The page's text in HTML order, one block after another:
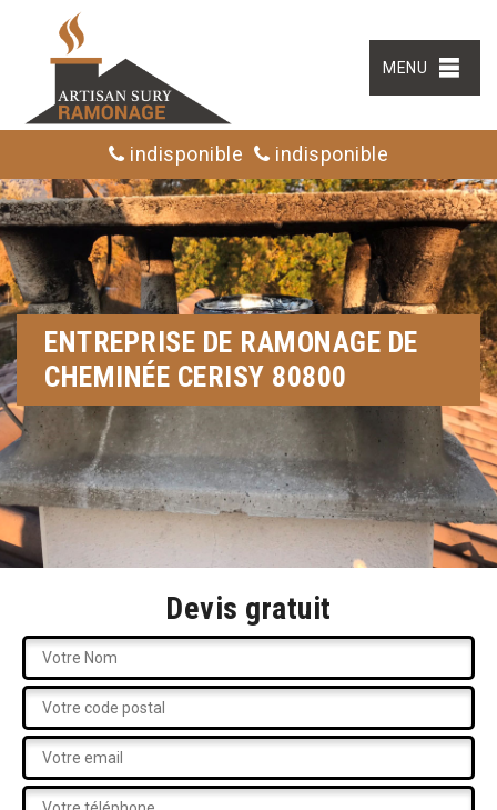
MENU
indisponible indisponible
ENTREPRISE DE RAMONAGE DE
CHEMINÉE CERISY 80800
Devis gratuit